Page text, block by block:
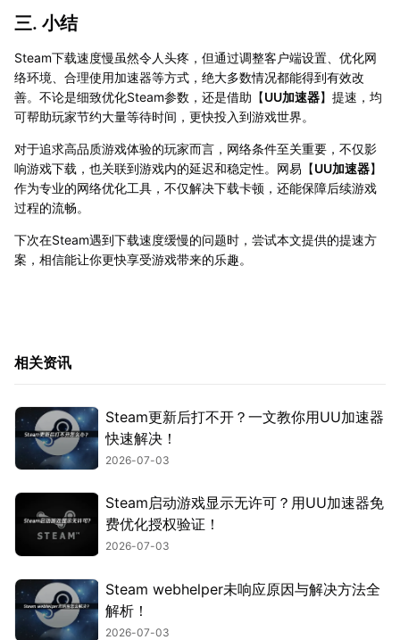
三. 小结
Steam下载速度慢虽然令人头疼，但通过调整客户端设置、优化网
络环境、合理使用加速器等方式，绝大多数情况都能得到有效改
善。不论是细致优化Steam参数，还是借助【UU加速器】提速，均
可帮助玩家节约大量等待时间，更快投入到游戏世界。
对于追求高品质游戏体验的玩家而言，网络条件至关重要，不仅影
响游戏下载，也关联到游戏内的延迟和稳定性。网易【UU加速器】
作为专业的网络优化工具，不仅解决下载卡顿，还能保障后续游戏
过程的流畅。
下次在Steam遇到下载速度缓慢的问题时，尝试本文提供的提速方
案，相信能让你更快享受游戏带来的乐趣。
相关资讯
Steam更新后打不开？一文教你用UU加速器
快速解决！
2026-07-03
Steam启动游戏显示无许可？用UU加速器免
费优化授权验证！
2026-07-03
Steam webhelper未响应原因与解决方法全
解析！
2026-07-03